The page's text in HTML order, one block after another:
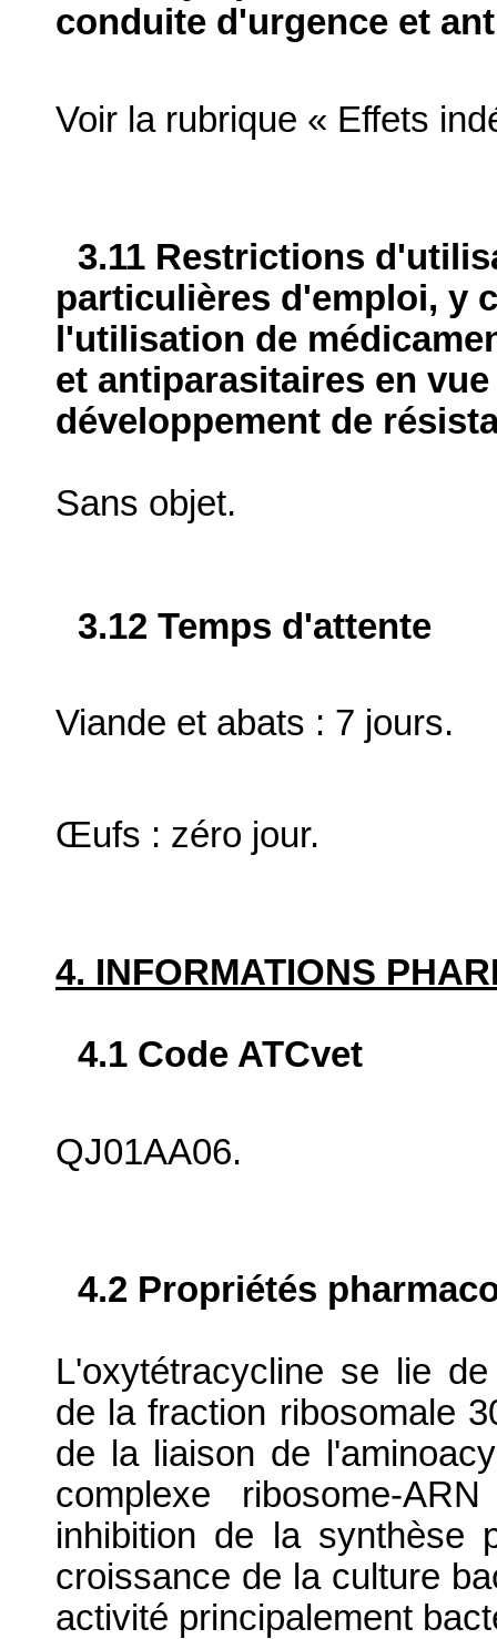
conduite d'urgence et
Voir la rubrique « Effets
3.11 Restrictions
particulières d'emploi, y
l'utilisation de
et antiparasitaires en
développement de
Sans objet.
3.12 Temps d'attente
Viande et abats : 7 jours.
Œufs : zéro jour.
4. INFORMATIONS
4.1 Code ATCvet
QJ01AA06.
4.2 Propriétés
L'oxytétracycline se lie
de la fraction ribosomale
de la liaison de
complexe ribosome-
inhibition de la synthèse
croissance de la culture
activité principalement